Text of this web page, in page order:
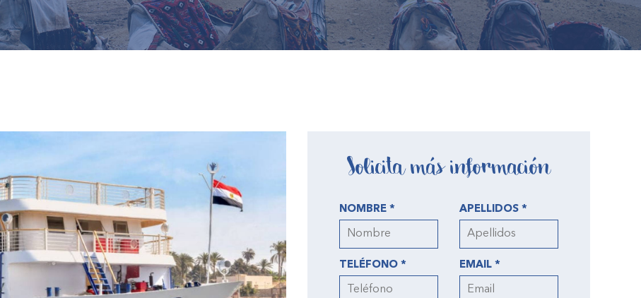
Solicita más información
NOMBRE * APELLIDOS *
TELÉFONO * EMAIL *